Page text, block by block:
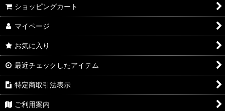
ショッピングカート
マイページ
お気に入り
最近チェックしたアイテム
特定商取引法表示
ご利用案内